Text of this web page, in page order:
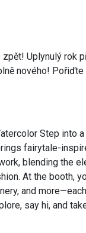
zpět! Uplynulý rok
nového!
Step into
fairytale-
blending the
At the booth,
and
say hi, and